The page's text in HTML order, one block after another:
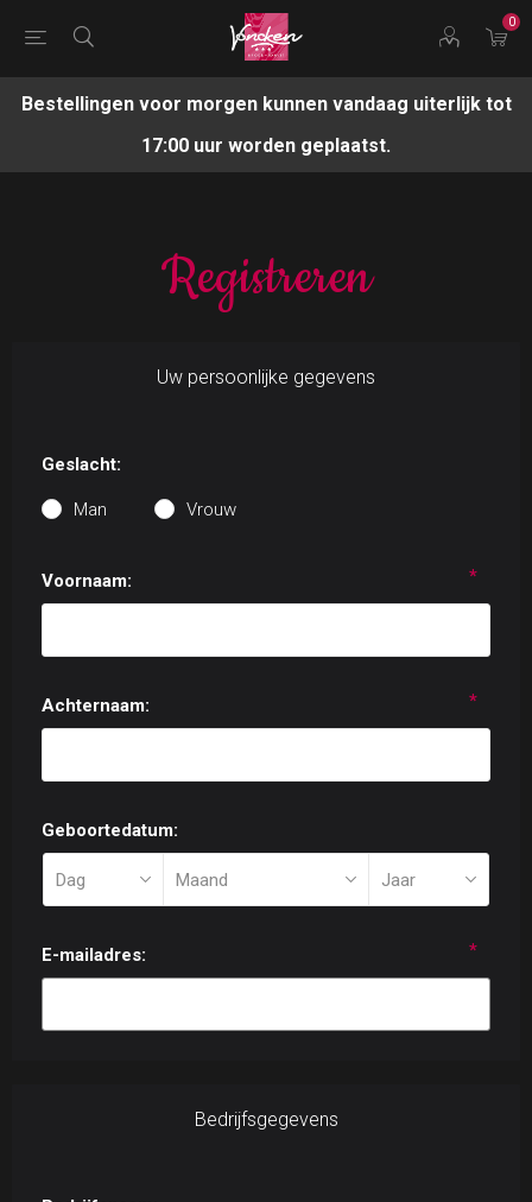
0
Bestellingen voor morgen kunnen vandaag uiterlijk tot
17:00 uur worden geplaatst.
Registreren
Uw persoonlijke gegevens
Geslacht:
Man Vrouw
Voornaam: *
Achternaam: *
Geboortedatum:
E-mailadres: *
Bedrijfsgegevens